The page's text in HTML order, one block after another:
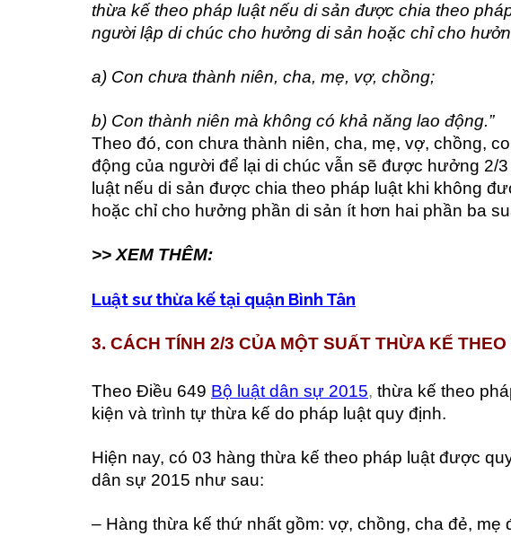
thừa kế theo pháp luật nếu di sản được chia theo
người lập di chúc cho hưởng di sản hoặc chỉ cho
a) Con chưa thành niên, cha, mẹ, vợ, chồng;
b) Con thành niên mà không có khả năng lao động.”
Theo đó, con chưa thành niên, cha, mẹ, vợ, chồng,
động của người để lại di chúc vẫn sẽ được hưởng 2/
luật nếu di sản được chia theo pháp luật khi không
hoặc chỉ cho hưởng phần di sản ít hơn hai phần ba
>> XEM THÊM:
Luật sư thừa kế tại quận Bình Tân
3. CÁCH TÍNH 2/3 CỦA MỘT SUẤT THỪA KẾ
Theo Điều 649 Bộ luật dân sự 2015, thừa kế theo
kiện và trình tự thừa kế do pháp luật quy định.
Hiện nay, có 03 hàng thừa kế theo pháp luật được
dân sự 2015 như sau:
– Hàng thừa kế thứ nhất gồm: vợ, chồng, cha đẻ, mẹ